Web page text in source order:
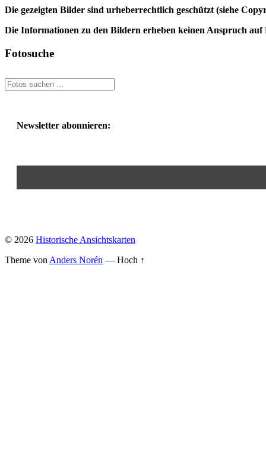
Die gezeigten Bilder sind urheberrechtlich geschützt (siehe
Die Informationen zu den Bildern erheben keinen Anspruch
Fotosuche
Newsletter abonnieren:
© 2026 Historische Ansichtskarten
Theme von Anders Norén — Hoch ↑